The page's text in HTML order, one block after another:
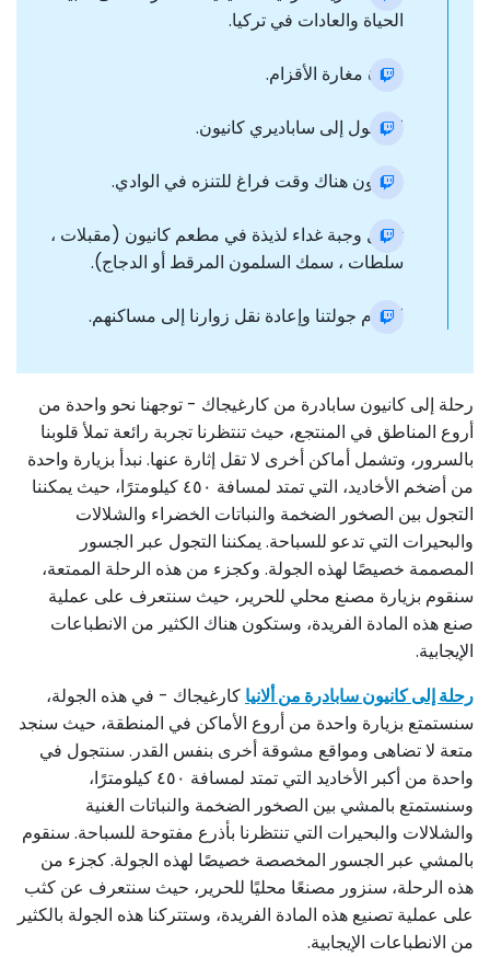
الحياة والعادات في تركيا.
زيارة مغارة الأقزام.
الوصول إلى ساباديري كانيون.
سيكون هناك وقت فراغ للتنزه في الوادي.
تناول وجبة غداء لذيذة في مطعم كانيون (مقبلات ،
سلطات ، سمك السلمون المرقط أو الدجاج).
اختتام جولتنا وإعادة نقل زوارنا إلى مساكنهم.
رحلة إلى كانيون سابادرة من كارغيجاك - توجهنا نحو واحدة من
أروع المناطق في المنتجع، حيث تنتظرنا تجربة رائعة تملأ قلوبنا
بالسرور، وتشمل أماكن أخرى لا تقل إثارة عنها. نبدأ بزيارة واحدة
من أضخم الأخاديد، التي تمتد لمسافة ٤٥٠ كيلومترًا، حيث يمكننا
التجول بين الصخور الضخمة والنباتات الخضراء والشلالات
والبحيرات التي تدعو للسباحة. يمكننا التجول عبر الجسور
المصممة خصيصًا لهذه الجولة. وكجزء من هذه الرحلة الممتعة،
سنقوم بزيارة مصنع محلي للحرير، حيث سنتعرف على عملية
صنع هذه المادة الفريدة، وستكون هناك الكثير من الانطباعات
الإيجابية.
رحلة إلى كانيون سابادرة من ألانيا كارغيجاك - في هذه الجولة،
سنستمتع بزيارة واحدة من أروع الأماكن في المنطقة، حيث سنجد
متعة لا تضاهى ومواقع مشوقة أخرى بنفس القدر. سنتجول في
واحدة من أكبر الأخاديد التي تمتد لمسافة ٤٥٠ كيلومترًا،
وسنستمتع بالمشي بين الصخور الضخمة والنباتات الغنية
والشلالات والبحيرات التي تنتظرنا بأذرع مفتوحة للسباحة. سنقوم
بالمشي عبر الجسور المخصصة خصيصًا لهذه الجولة. كجزء من
هذه الرحلة، سنزور مصنعًا محليًا للحرير، حيث سنتعرف عن كثب
على عملية تصنيع هذه المادة الفريدة، وستتركنا هذه الجولة بالكثير
من الانطباعات الإيجابية.